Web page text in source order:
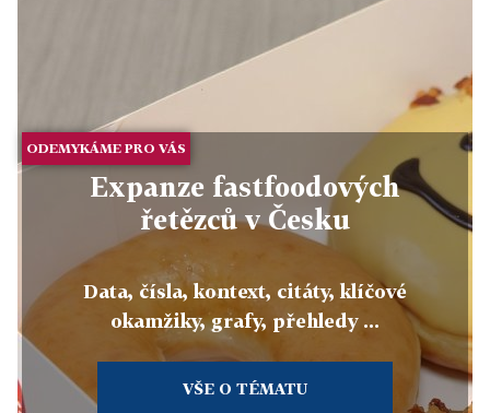
ODEMYKÁME PRO VÁS
Expanze fastfoodových
řetězců v Česku
Data, čísla, kontext, citáty, klíčové
okamžiky, grafy, přehledy ...
VŠE O TÉMATU